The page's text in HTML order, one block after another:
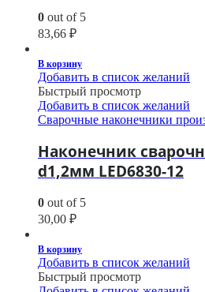
0 out of 5
83,66 ₽
В корзину
Добавить в список желаний
Быстрый просмотр
Добавить в список желаний
Сварочные наконечники
Наконечник
d1,2мм LED6830-12
0 out of 5
30,00 ₽
В корзину
Добавить в список желаний
Быстрый просмотр